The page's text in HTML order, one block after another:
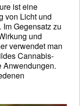
ist eine
von Licht und
Gegensatz zu
und
verwendet man
Cannabis-
Anwendungen.